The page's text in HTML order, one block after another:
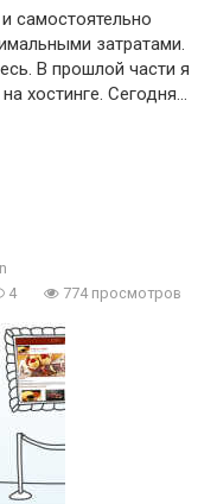
самостоятельно
затратами.
В прошлой части я
хостинге. Сегодня…
4
774 просмотров